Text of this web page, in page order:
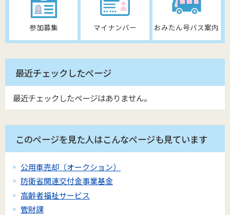
参加募集 マイナンバー おみたん号バス案内
最近チェックしたページ
最近チェックしたページはありません。
このページを見た人はこんなページも見ています
公用車売却（オークション）
防衛省関連交付金事業基金
高齢者福祉サービス
管財課